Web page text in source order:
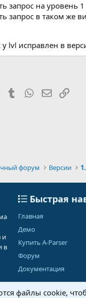
запрос на уровень
запрос в таком же
у lvl исправлен в
PinterestTumblrWhatsApp
форум Версии
и
в
Быстрая
Главная
Демо
Купить A-Parser
Форум
Документация
файлы cookie,